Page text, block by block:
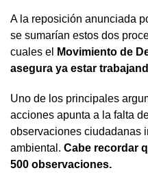
A la reposición anunciada
se sumarían estos dos
cuales el
Movimiento de
asegura ya estar
Uno de los principales
acciones apunta a la falta
observaciones ciudadanas
ambiental. Cabe recordar
500 observaciones.